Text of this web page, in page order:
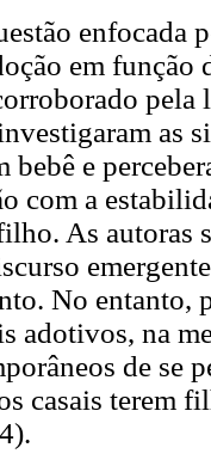
enfocada
em
pela
as
bebê e
com a
As autoras
No entanto,
adotivos, na
de se
casais terem